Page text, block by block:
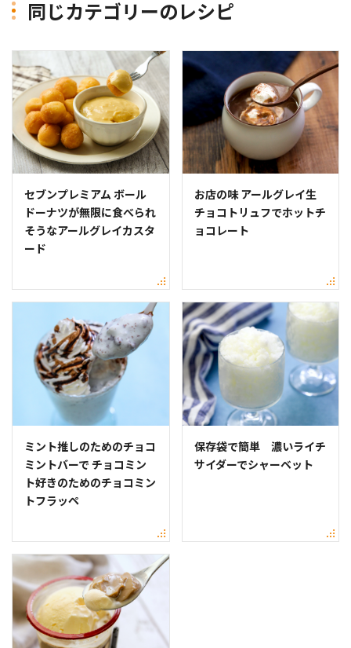
同じカテゴリーのレシピ
セブンプレミアム ボール
ドーナツが無限に食べられ
そうなアールグレイカスタ
ード
お店の味 アールグレイ生
チョコトリュフでホットチ
ョコレート
ミント推しのためのチョコ
ミントバーで チョコミン
ト好きのためのチョコミン
トフラッペ
保存袋で簡単 濃いライチ
サイダーでシャーベット